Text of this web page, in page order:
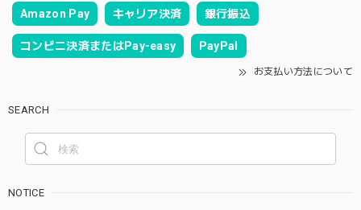
Amazon Pay キャリア決済 銀行振込
コンビニ決済またはPay-easy PayPal
お支払い方法について
SEARCH
NOTICE